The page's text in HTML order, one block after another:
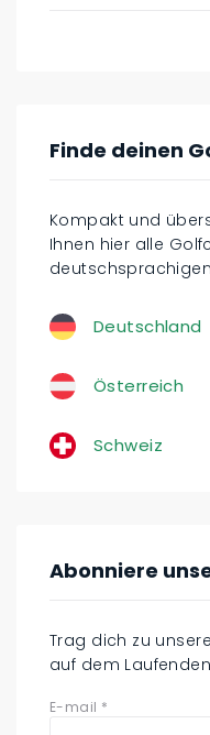
Finde deinen
Kompakt und
Ihnen hier alle
Deutschland
Österreich
Schweiz
Abonniere
Trag dich zu
auf dem
E-mail *